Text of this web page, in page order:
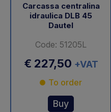
Carcassa centralina
idraulica DLB 45
Dautel
Code: 51205L
€ 227,50 +VAT
To order
Buy